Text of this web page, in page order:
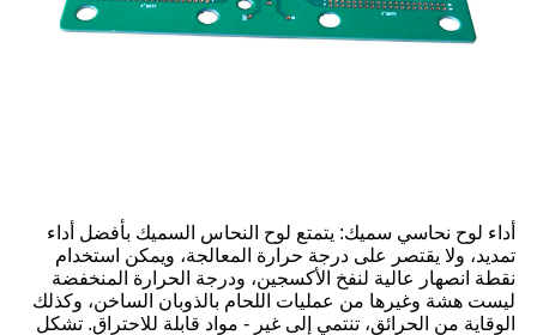
أداء لوح نحاسي سميك: يتمتع لوح النحاس السميك بأفضل أداء
تمديد، ولا يقتصر على درجة حرارة المعالجة، ويمكن استخدام
نقطة انصهار عالية لنفخ الأكسجين، ودرجة الحرارة المنخفضة
ليست هشة وغيرها من عمليات اللحام بالذوبان الساخن، وكذلك
الوقاية من الحرائق، تنتمي إلى غير - مواد قابلة للاحتراق. تشكل